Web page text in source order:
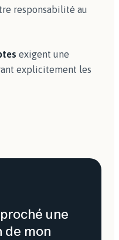
responsabilité au
exigent une
explicitement les
une
de mon